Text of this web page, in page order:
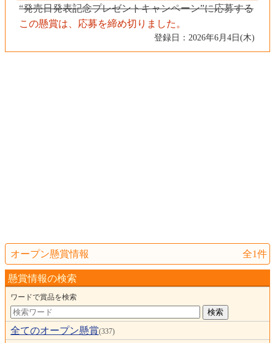
“発売日発表記念プレゼントキャンペーン”に応募する
この懸賞は、応募を締め切りました。
登録日：2026年6月4日(木)
オープン懸賞情報 全1件
懸賞情報の検索
ワードで賞品を検索
全てのオープン懸賞(337)